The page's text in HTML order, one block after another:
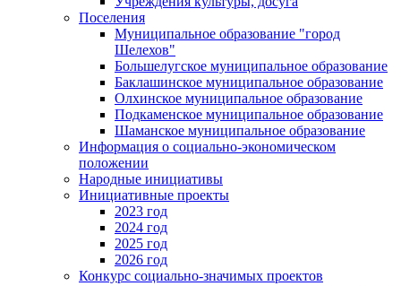
Поселения
Муниципальное образование "город
Шелехов"
Большелугское муниципальное образование
Баклашинское муниципальное образование
Олхинское муниципальное образование
Подкаменское муниципальное образование
Шаманское муниципальное образование
Информация о социально-экономическом
положении
Народные инициативы
Инициативные проекты
2023 год
2024 год
2025 год
2026 год
Конкурс социально-значимых проектов